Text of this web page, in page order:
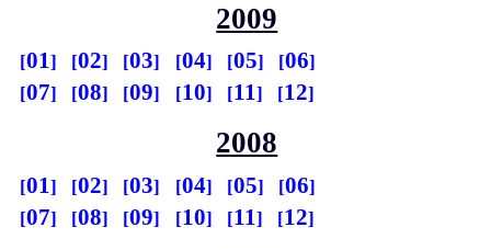
2009
01 02 03 04 05
06
07
08 09 10 11 12
2008
01 02 03 04 05
06
07
08 09 10 11 12